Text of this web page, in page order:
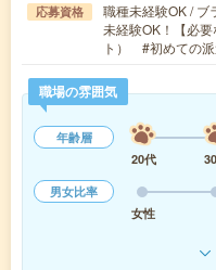
応募資格
職種未経験OK / ブ
未経験OK！【必
ト） #初めての
職場の雰囲気
年齢層
20代
男女比率
女性